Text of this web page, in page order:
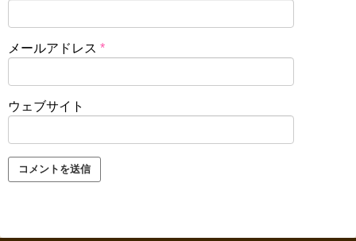
メールアドレス *
ウェブサイト